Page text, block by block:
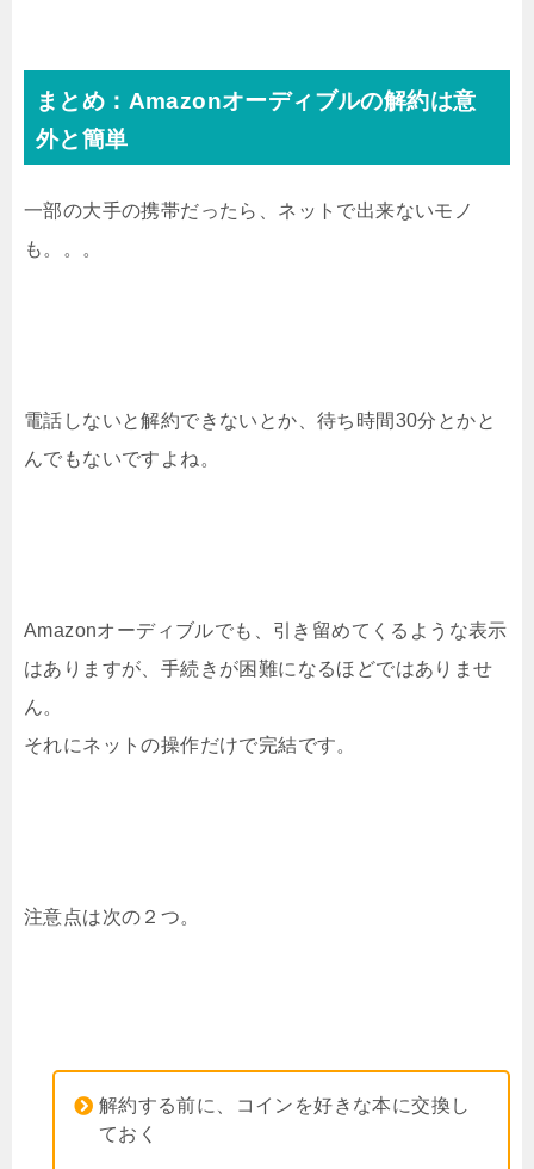
まとめ：Amazonオーディブルの解約は意
外と簡単
一部の大手の携帯だったら、ネットで出来ないモノ
も。。。
電話しないと解約できないとか、待ち時間30分とかと
んでもないですよね。
Amazonオーディブルでも、引き留めてくるような表示
はありますが、手続きが困難になるほどではありませ
ん。
それにネットの操作だけで完結です。
注意点は次の２つ。
解約する前に、コインを好きな本に交換し
ておく